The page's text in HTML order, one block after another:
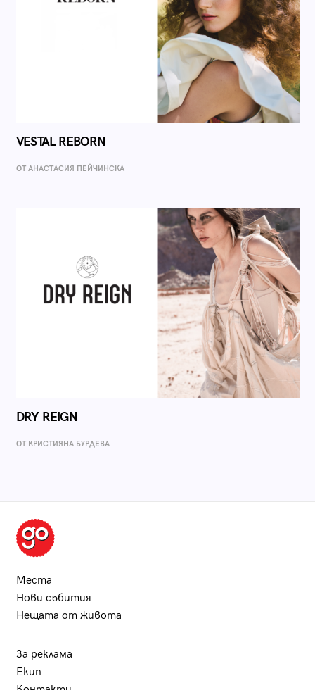
VESTAL REBORN
ОТ AНАСТАСИЯ ПЕЙЧИНСКА
DRY REIGN
ОТ КРИСТИЯНА БУРДЕВА
Места
Нови събития
Нещата от живота
За реклама
Екип